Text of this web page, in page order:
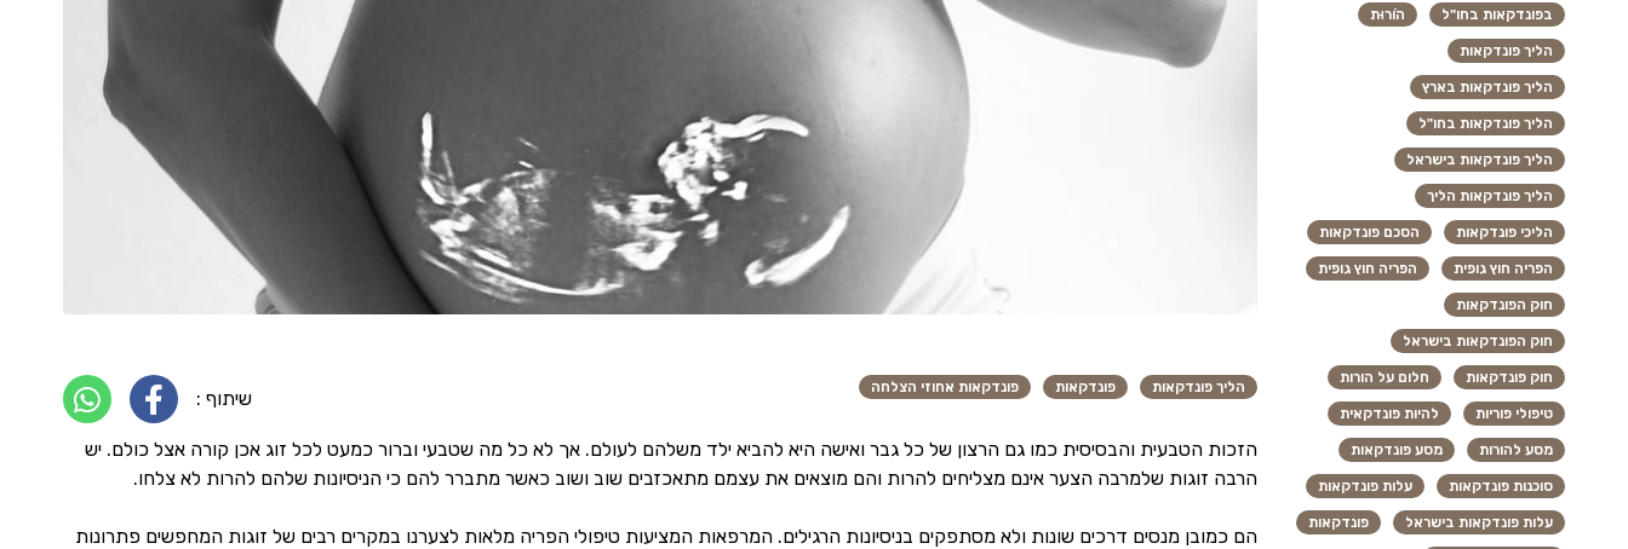
הליך פונדקאות פונדקאות פונדקאות אחוזי הצלחה שיתוף :
הזכות הטבעית והבסיסית כמו גם הרצון של כל גבר ואישה היא להביא ילד משלהם לעולם. אך לא כל מה שטבעי וברור כמעט לכל זוג אכן קורה אצל כולם. יש
הרבה זוגות שלמרבה הצער אינם מצליחים להרות והם מוצאים את עצמם מתאכזבים שוב ושוב כאשר מתברר להם כי הניסיונות שלהם להרות לא צלחו.
הם כמובן מנסים דרכים שונות ולא מסתפקים בניסיונות הרגילים. המרפאות המציעות טיפולי הפריה מלאות לצערנו במקרים רבים של זוגות המחפשים פתרונות
בפונדקאות בחו"ל הוֹרוּת
הליך פונדקאות
הליך פונדקאות בארץ
הליך פונדקאות בחו"ל
הליך פונדקאות בישראל
הליך פונדקאות הליך
הליכי פונדקאות הסכם פונדקאות
הפריה חוץ גופית הפריה חוץ גופית
חוק הפונדקאות
חוק הפונדקאות בישראל
חוק פונדקאות חלום על הורות
טיפולי פוריות להיות פונדקאית
מסע להורות מסע פונדקאות
סוכנות פונדקאות עלות פונדקאות
עלות פונדקאות בישראל פונדקאות